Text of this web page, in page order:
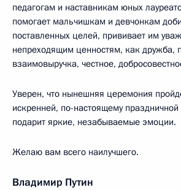
педагогам и наставникам юных
помогает мальчишкам и девчонкам
поставленных целей, прививает им
непреходящим ценностям, как дружба,
взаимовыручка, честное,
Уверен, что нынешняя церемония
искренней, по-настоящему
подарит яркие, незабываемые эмоции.
Желаю вам всего наилучшего.
Владимир Путин